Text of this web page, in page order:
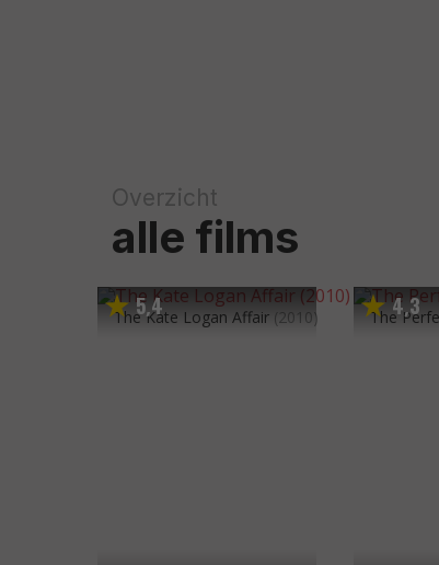
Overzicht
alle films
5,4
The Kate Logan Affair (2010) 4,3
The